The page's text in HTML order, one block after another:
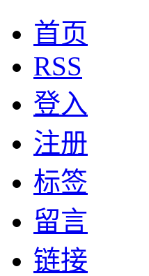
首页
RSS
登入
注册
标签
留言
链接